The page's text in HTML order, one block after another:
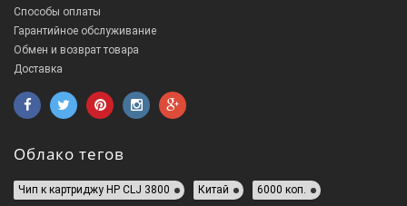
Способы оплаты
Гарантийное обслуживание
Обмен и возврат товара
Доставка
Облако тегов
Чип к картриджу HP CLJ 3800 Китай 6000 коп.